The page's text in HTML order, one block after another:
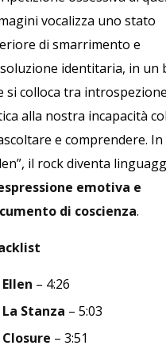
vocalizza uno stato
di smarrimento e
identitaria, in un
si colloca tra
alla nostra incapacità
e comprendere. In
il rock diventa
emotiva e
di coscienza.
Ellen – 4:26
La Stanza – 5:03
Closure – 3:51